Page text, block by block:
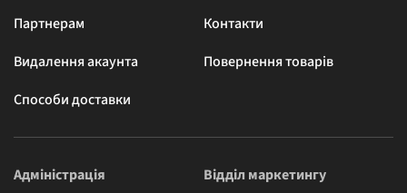
Партнерам
Контакти
Видалення акаунта
Повернення товарів
Способи доставки
Адміністрація Відділ маркетингу